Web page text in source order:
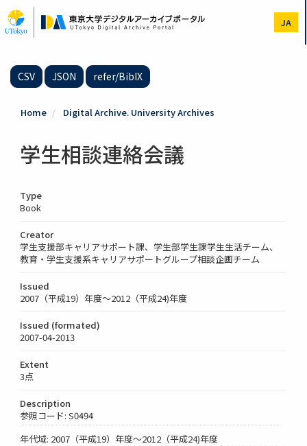
to
main
JA
CSV JSON refer/BibIX
Home Digital Archive. University Archives
学生相談連絡会議
Type
Book
Creator
学生支援部キャリアサポート課、学生部学生課学生生活チーム、
教育・学生支援系キャリアサポートグループ相談企画チーム
Issued
2007（平成19）年度～2012（平成24)年度
Issued (formated)
2007-04-2013
Extent
3点
Description
参照コード: S0494
年代域: 2007（平成19）年度～2012（平成24)年度